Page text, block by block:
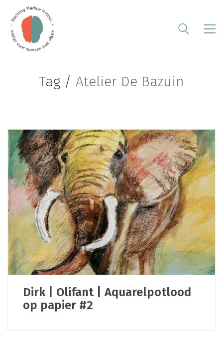
Tag / Atelier De Bazuin
Dirk | Olifant | Aquarelpotlood
op papier #2